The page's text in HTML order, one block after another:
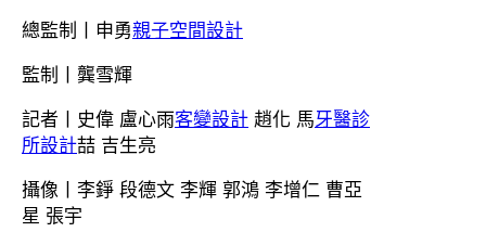
總監制丨申勇親子空間設計
監制丨龔雪輝
記者丨史偉 盧心雨客變設計 趙化 馬牙醫診
所設計喆 吉生亮
攝像丨李錚 段德文 李輝 郭鴻 李增仁 曹亞
星 張宇